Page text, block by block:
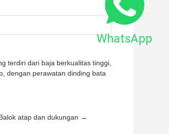
terdiri dari baja berkualitas tinggi,
dengan perawatan dinding bata
atap dan dukungan →
WhatsApp